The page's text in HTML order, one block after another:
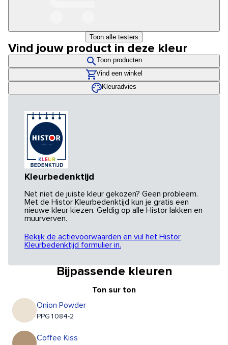
Toon alle testers
Vind jouw product in deze kleur
Toon producten
Vind een winkel
Kleuradvies
Kleurbedenktijd
Net niet de juiste kleur gekozen? Geen probleem.
Met de Histor Kleurbedenktijd kun je gratis een
nieuwe kleur kiezen. Geldig op alle Histor lakken en
muurverven.
Bekijk de actievoorwaarden en vul het Histor
Kleurbedenktijd formulier in.
Bijpassende kleuren
Ton sur ton
Onion Powder
PPG1084-2
Coffee Kiss